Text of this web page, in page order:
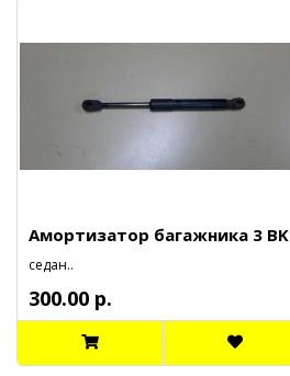
Амортизатор багажника 3 BK
седан..
300.00 р.